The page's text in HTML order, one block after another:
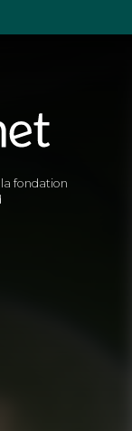
fondation